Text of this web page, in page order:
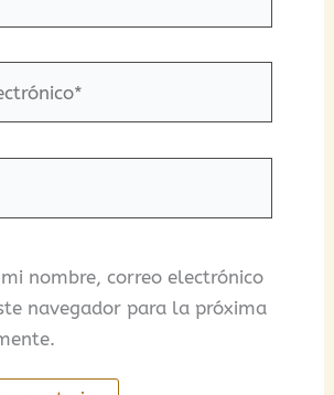
nombre, correo electrónico
navegador para la próxima